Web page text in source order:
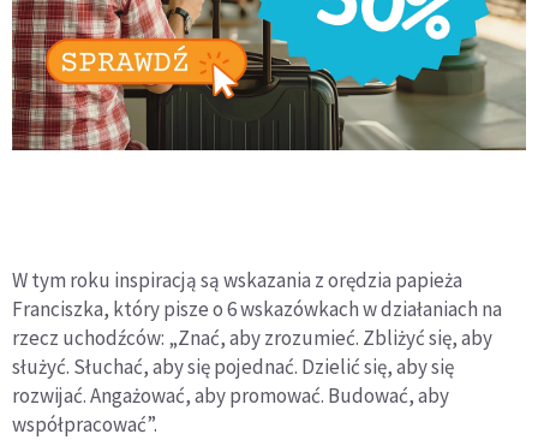
W tym roku inspiracją są wskazania z orędzia papieża
Franciszka, który pisze o 6 wskazówkach w działaniach na
rzecz uchodźców: „Znać, aby zrozumieć. Zbliżyć się, aby
służyć. Słuchać, aby się pojednać. Dzielić się, aby się
rozwijać. Angażować, aby promować. Budować, aby
współpracować”.